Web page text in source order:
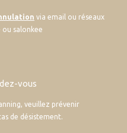
via email ou réseaux
salonkee
vous
veuillez prévenir
de désistement.